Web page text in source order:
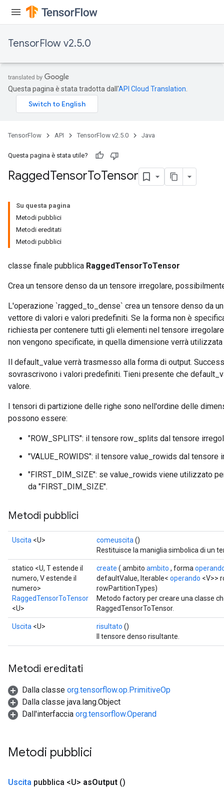
TensorFlow v2.5.0
Questa pagina è stata tradotta dall'API Cloud Translation
TensorFlow API TensorFlow v2.5.0 Java
Questa pagina è stata utile?
RaggedTensorToTensor
Su questa pagina
Metodi pubblici
Metodi ereditati
Metodi pubblici
classe finale pubblica RaggedTensorToTensor
Crea un tensore denso da un tensore irregolare,
L'operazione `ragged_to_dense` crea un tensore denso da
vettore di valori e valori predefiniti. Se la forma non è
richiesta per contenere tutti gli elementi nel tensore
non vengono specificate, in quella dimensione verrà
Il default_value verrà trasmesso alla forma di output.
sovrascrivono i valori predefiniti. Tieni presente che
valore.
I tensori di partizione delle righe sono nell'ordine delle
possono essere:
"ROW_SPLITS": il tensore row_splits dal tensore
"VALUE_ROWIDS": il tensore value_rowids dal tensore
"FIRST_DIM_SIZE": se value_rowids viene utilizzato
da "FIRST_DIM_SIZE".
Metodi pubblici
Uscita <U> comeuscita ()
Restituisce la maniglia simbolica di un
statico <U, T estende il
numero, V estende il
numero>
RaggedTensorToTensor
<U>
create ( ambito ambito , forma
defaultValue, Iterable< operando <V>>
rowPartitionTypes)
Metodo factory per creare una classe
RaggedTensorToTensor.
Uscita <U> risultato ()
Il tensore denso risultante.
Metodi ereditati
Dalla classe org.tensorflow.op.PrimitiveOp
Dalla classe java.lang.Object
Dall'interfaccia org.tensorflow.Operand
Metodi pubblici
Uscita pubblica <U> asOutput ()